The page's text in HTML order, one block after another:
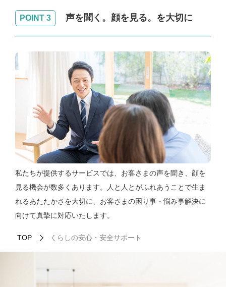
POINT 3 声を聞く。顔を見る。を大切に
私たちが提供するサービスでは、お客さまの声を聞き、顔を
見る機会が数多くあります。人と人とがふれあうことで生ま
れるあたたかさを大切に、お客さまの困り事・悩み事解決に
向けて真摯に対応いたします。
TOP くらしの安心・安全サポート